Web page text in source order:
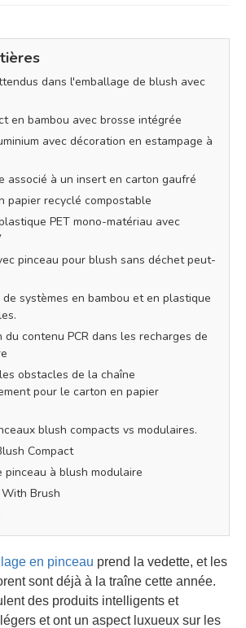
dans l'emballage de blush avec
en bambou avec brosse intégrée
avec décoration en estampage à
associé à un insert en carton gaufré
papier recyclé compostable
PET mono-matériau avec
pinceau pour blush sans déchet peut-
de systèmes en bambou et en plastique
du contenu PCR dans les recharges de
obstacles de la chaîne
pour le carton en papier
blush compacts vs modulaires.
Compact
pinceau à blush modulaire
Brush
en pinceau prend la vedette, et les
sont déjà à la traîne cette année.
des produits intelligents et
et ont un aspect luxueux sur les